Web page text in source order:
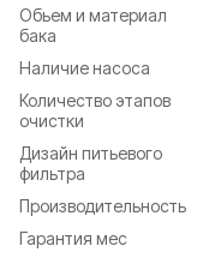
Обьем и материал
бака
Наличие насоса
Количество этапов
очистки
Дизайн питьевого
фильтра
Производительность
Гарантия мес